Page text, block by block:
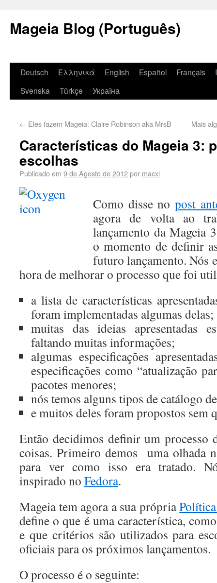
Mageia Blog (Português)
Deutsch Ελληνικά English Español Français
Svenska
Türkçe Україна
← Eles fazem Mageia: Claire Robinson aka MrsB Mais
Características do Mageia 3:
escolhas
Publicado em 9 de Agosto de 2012por macxi
Como disse nopost
agora de volta ao
lançamento da Mageia
o momento de definir
futuro lançamento. Nós
hora de melhorar o processo que foi
a lista de características
foram implementadas algumas delas;
muitas das ideias apresentadas
faltando muitas informações;
algumas especificações
especificações como “atualização
pacotes menores;
nós temos alguns tipos de catálogo
e muitos deles foram propostos sem
Então decidimos definir um processo
coisas. Primeiro demos uma olhada
para ver como isso era tratado.
inspirado no Fedora.
Mageia tem agora a sua própria
define o que é uma característica,
e que critérios são utilizados para
oficiais para os próximos lançamentos.
O processo é o seguinte: